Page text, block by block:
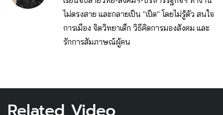
ไม่ตรงสาย และกลายเป็น "เป็ด" โดยไม่รู้ตัว สนใจ
การเมือง จิตวิทยาเด็ก วิธีคิดการมองสังคม และ
รักการสัมภาษณ์ผู้คน